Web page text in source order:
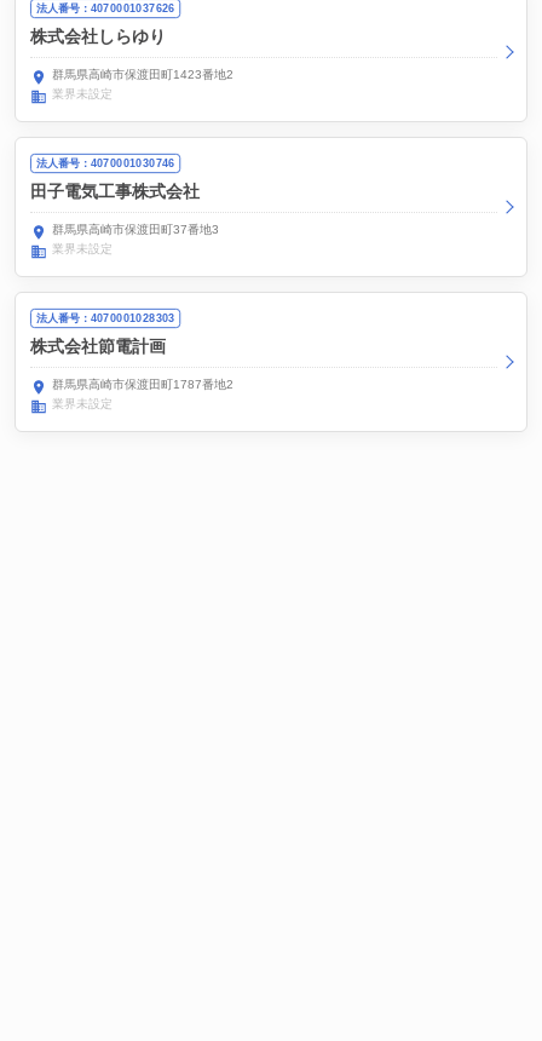
法人番号：4070001037626
株式会社しらゆり
群馬県高崎市保渡田町1423番地2
業界未設定
法人番号：4070001030746
田子電気工事株式会社
群馬県高崎市保渡田町37番地3
業界未設定
法人番号：4070001028303
株式会社節電計画
群馬県高崎市保渡田町1787番地2
業界未設定